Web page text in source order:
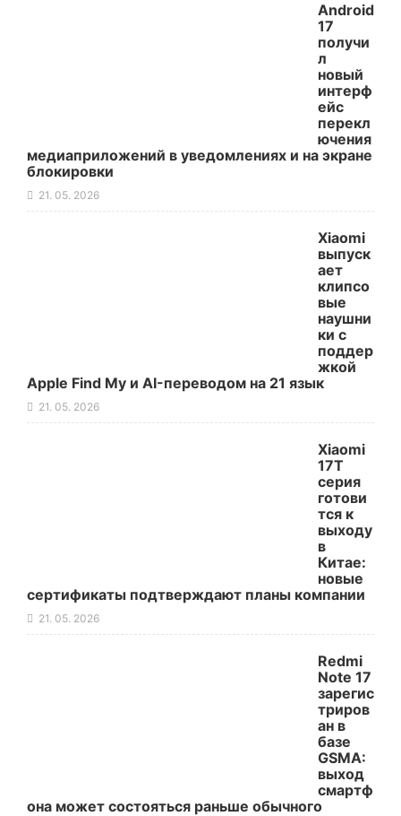
Android
17
получи
л
новый
интерф
ейс
перекл
ючения
медиаприложений в уведомлениях и на экране
блокировки
21. 05. 2026
Xiaomi
выпуск
ает
клипсо
вые
наушни
ки с
поддер
жкой
Apple Find My и AI-переводом на 21 язык
21. 05. 2026
Xiaomi
17T
серия
готови
тся к
выходу
в
Китае:
новые
сертификаты подтверждают планы компании
21. 05. 2026
Redmi
Note 17
зарегис
триров
ан в
базе
GSMA:
выход
смартф
она может состояться раньше обычного